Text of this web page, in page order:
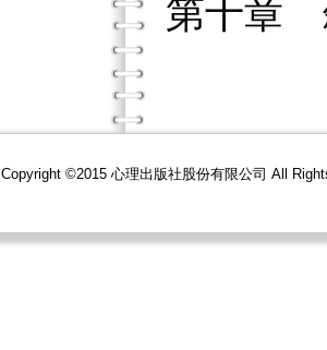
第十章
Copyright ©2015 心理出版社股份有限公司 All